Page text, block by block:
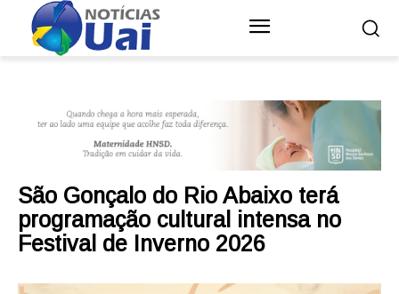
São Gonçalo do Rio Abaixo terá
programação cultural intensa no
Festival de Inverno 2026